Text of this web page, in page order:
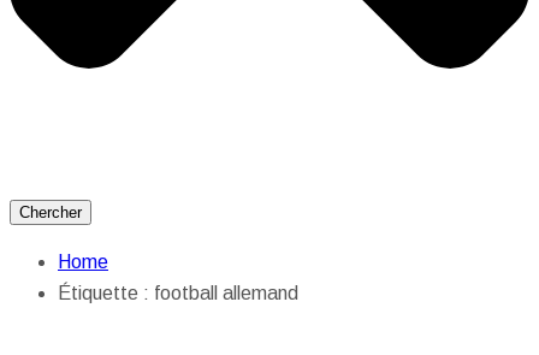
Chercher
Home
Étiquette : football allemand